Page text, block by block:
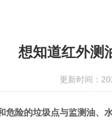
想知道红外测
更新时间：
险的垃圾点与监测油、